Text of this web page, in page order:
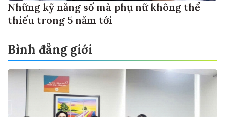
Những kỹ năng số mà phụ nữ không thể
thiếu trong 5 năm tới
Bình đẳng giới